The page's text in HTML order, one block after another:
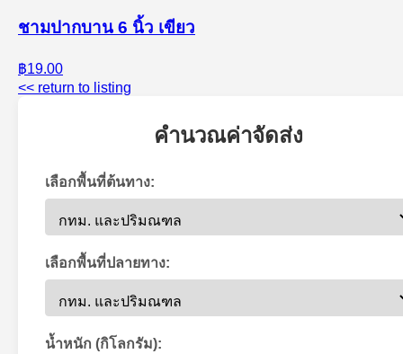
ชามปากบาน 6 นิ้ว เขียว
฿19.00
<< return to listing
คำนวณค่าจัดส่ง
เลือกพื้นที่ต้นทาง:
เลือกพื้นที่ปลายทาง:
น้ำหนัก (กิโลกรัม):